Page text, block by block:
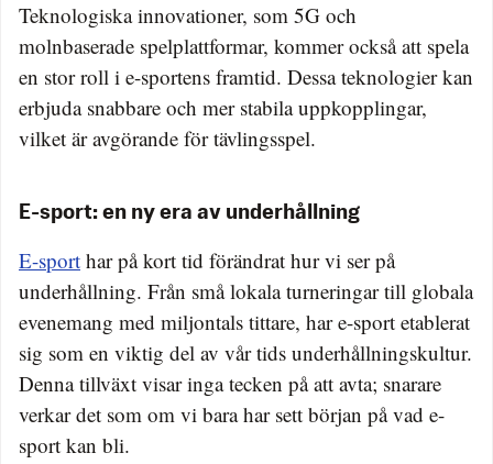
Teknologiska innovationer, som 5G och
molnbaserade spelplattformar, kommer också att spela
en stor roll i e-sportens framtid. Dessa teknologier kan
erbjuda snabbare och mer stabila uppkopplingar,
vilket är avgörande för tävlingsspel.
E-sport: en ny era av underhållning
E-sport har på kort tid förändrat hur vi ser på
underhållning. Från små lokala turneringar till globala
evenemang med miljontals tittare, har e-sport etablerat
sig som en viktig del av vår tids underhållningskultur.
Denna tillväxt visar inga tecken på att avta; snarare
verkar det som om vi bara har sett början på vad e-
sport kan bli.